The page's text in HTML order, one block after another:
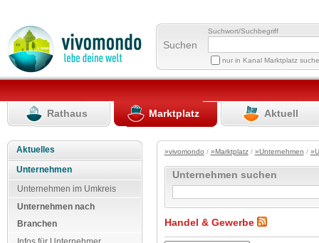
Suchen
Suchwort/Suchbegriff
nur in Kanal Marktplatz
Rathaus Marktplatz Aktuell
Aktuelles
Unternehmen
Unternehmen im Umkreis
Unternehmen nach
Branchen
»vivomondo / »Marktplatz/ »Unternehmen /
Unternehmen suchen
Handel & Gewerbe